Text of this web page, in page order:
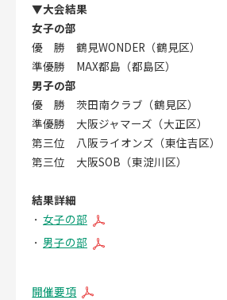
▼大会結果
女子の部
優 勝 鶴見WONDER（鶴見区）
準優勝 MAX都島（都島区）
男子の部
優 勝 茨田南クラブ（鶴見区）
準優勝 大阪ジャマーズ（大正区）
第三位 八阪ライオンズ（東住吉区）
第三位 大阪SOB（東淀川区）
結果詳細
女子の部
男子の部
開催要項